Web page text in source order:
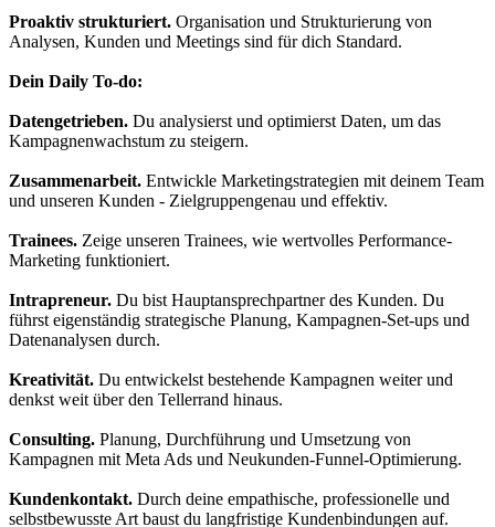
Proaktiv strukturiert. Organisation und Strukturierung von
Analysen, Kunden und Meetings sind für dich Standard.
Dein Daily To-do:
Datengetrieben. Du analysierst und optimierst Daten, um das
Kampagnenwachstum zu steigern.
Zusammenarbeit. Entwickle Marketingstrategien mit deinem Team
und unseren Kunden - Zielgruppengenau und effektiv.
Trainees. Zeige unseren Trainees, wie wertvolles Performance-
Marketing funktioniert.
Intrapreneur. Du bist Hauptansprechpartner des Kunden. Du
führst eigenständig strategische Planung, Kampagnen-Set-ups und
Datenanalysen durch.
Kreativität. Du entwickelst bestehende Kampagnen weiter und
denkst weit über den Tellerrand hinaus.
Consulting. Planung, Durchführung und Umsetzung von
Kampagnen mit Meta Ads und Neukunden-Funnel-Optimierung.
Kundenkontakt. Durch deine empathische, professionelle und
selbstbewusste Art baust du langfristige Kundenbindungen auf.